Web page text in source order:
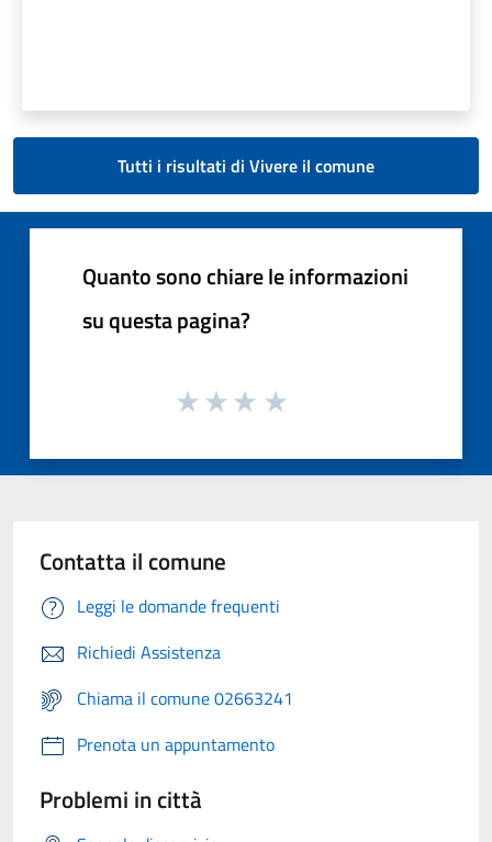
Tutti i risultati di Vivere il comune
Quanto sono chiare le informazioni
su questa pagina?
Contatta il comune
Leggi le domande frequenti
Richiedi Assistenza
Chiama il comune 02663241
Prenota un appuntamento
Problemi in città